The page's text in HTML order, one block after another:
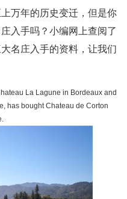
万年的历史变迁，但是你
入手吗？小编网上查阅了
名庄入手的资料，让我们
La Lagune in Bordeaux and
has bought Chateau de Corton